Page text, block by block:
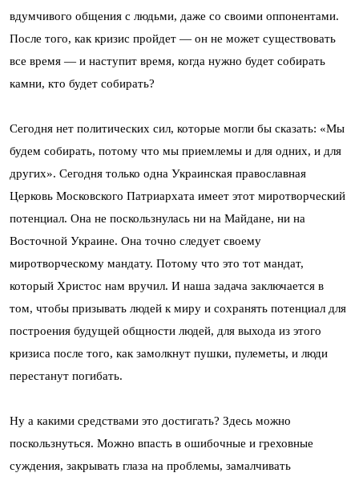
вдумчивого общения с людьми, даже со своими оппонентами.
После того, как кризис пройдет — он не может существовать
все время — и наступит время, когда нужно будет собирать
камни, кто будет собирать?
Сегодня нет политических сил, которые могли бы сказать: «Мы
будем собирать, потому что мы приемлемы и для одних, и для
других». Сегодня только одна Украинская православная
Церковь Московского Патриархата имеет этот миротворческий
потенциал. Она не поскользнулась ни на Майдане, ни на
Восточной Украине. Она точно следует своему
миротворческому мандату. Потому что это тот мандат,
который Христос нам вручил. И наша задача заключается в
том, чтобы призывать людей к миру и сохранять потенциал для
построения будущей общности людей, для выхода из этого
кризиса после того, как замолкнут пушки, пулеметы, и люди
перестанут погибать.
Ну а какими средствами это достигать? Здесь можно
поскользнуться. Можно впасть в ошибочные и греховные
суждения, закрывать глаза на проблемы, замалчивать